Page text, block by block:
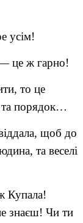
усім!
це ж гарно!
то це
та порядок…
щоб до
та веселі
Купала!
знаєш! Чи ти